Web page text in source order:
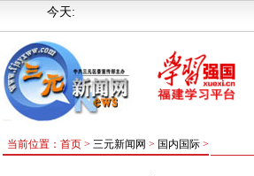
今天:
当前位置：首页 > 三元新闻网 > 国内国际>